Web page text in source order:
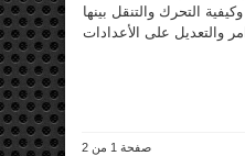
التحرك والتنقل بينها
والتعديل على الأعدادات
صفحة 1 من 2